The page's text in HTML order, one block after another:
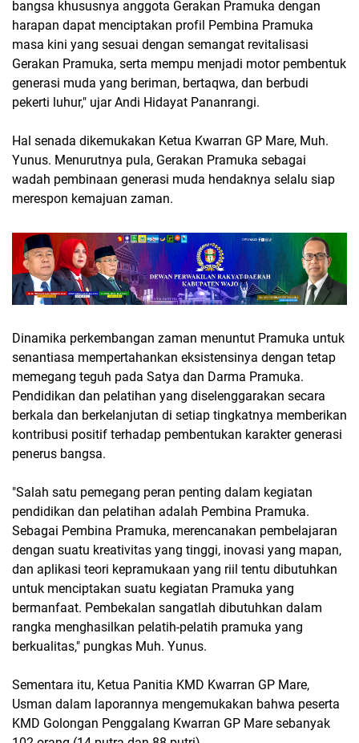
bangsa khususnya anggota Gerakan Pramuka dengan
harapan dapat menciptakan profil Pembina Pramuka
masa kini yang sesuai dengan semangat revitalisasi
Gerakan Pramuka, serta mempu menjadi motor pembentuk
generasi muda yang beriman, bertaqwa, dan berbudi
pekerti luhur," ujar Andi Hidayat Pananrangi.
Hal senada dikemukakan Ketua Kwarran GP Mare, Muh.
Yunus. Menurutnya pula, Gerakan Pramuka sebagai
wadah pembinaan generasi muda hendaknya selalu siap
merespon kemajuan zaman.
Dinamika perkembangan zaman menuntut Pramuka untuk
senantiasa mempertahankan eksistensinya dengan tetap
memegang teguh pada Satya dan Darma Pramuka.
Pendidikan dan pelatihan yang diselenggarakan secara
berkala dan berkelanjutan di setiap tingkatnya memberikan
kontribusi positif terhadap pembentukan karakter generasi
penerus bangsa.
"Salah satu pemegang peran penting dalam kegiatan
pendidikan dan pelatihan adalah Pembina Pramuka.
Sebagai Pembina Pramuka, merencanakan pembelajaran
dengan suatu kreativitas yang tinggi, inovasi yang mapan,
dan aplikasi teori kepramukaan yang riil tentu dibutuhkan
untuk menciptakan suatu kegiatan Pramuka yang
bermanfaat. Pembekalan sangatlah dibutuhkan dalam
rangka menghasilkan pelatih-pelatih pramuka yang
berkualitas," pungkas Muh. Yunus.
Sementara itu, Ketua Panitia KMD Kwarran GP Mare,
Usman dalam laporannya mengemukakan bahwa peserta
KMD Golongan Penggalang Kwarran GP Mare sebanyak